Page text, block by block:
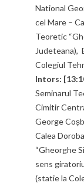
National
cel Mare –
Teoretic
Judeteana),
Colegiul
Intors:
Seminarul
Cimitir
George
Calea
“Gheorghe
sens
(statie la